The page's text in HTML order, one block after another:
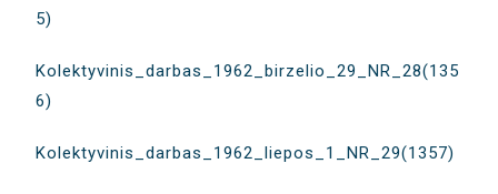
5)
Kolektyvinis_darbas_1962_birzelio_29_NR_28(135
6)
Kolektyvinis_darbas_1962_liepos_1_NR_29(1357)